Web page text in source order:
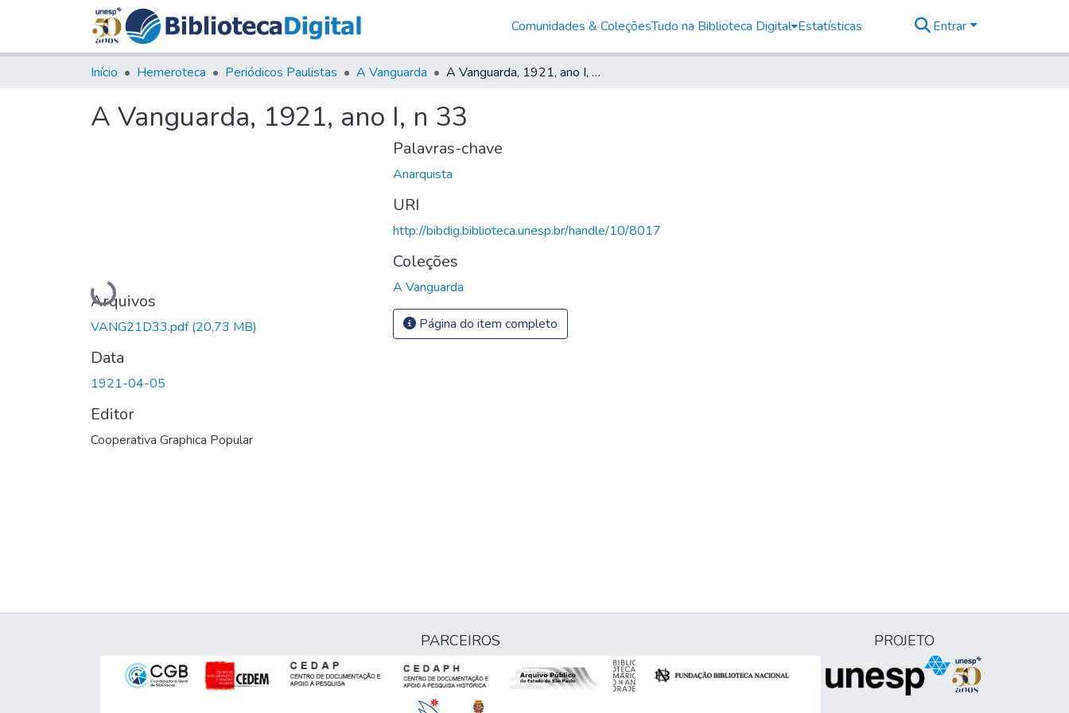
Comunidades & ColeçõesTudo na Biblioteca Digital Estatísticas Entrar
Início Hemeroteca Periódicos Paulistas A Vanguarda A Vanguarda, 1921, ano I, n 33
A Vanguarda, 1921, ano I, n 33
Carregando...
Arquivos
VANG21D33.pdf(20,73 MB)
Data
1921-04-05
Editor
Cooperativa Graphica Popular
Palavras-chave
Anarquista
URI
http://bibdig.biblioteca.unesp.br/handle/10/8017
Coleções
A Vanguarda
Página do item completo
PARCEIROS PROJETO